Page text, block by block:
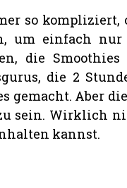
so kompliziert,
um einfach
die
die 2
gemacht. Aber
sein. Wirklich
kannst.